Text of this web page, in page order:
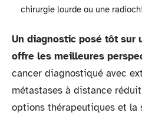
chirurgie lourde ou une
Un diagnostic posé tôt sur
offre les meilleures
cancer diagnostiqué avec
métastases à distance
options thérapeutiques et la